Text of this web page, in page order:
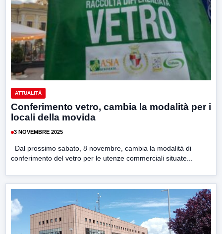
ATTUALITÀ
Conferimento vetro, cambia la modalità per i
locali della movida
3 NOVEMBRE 2025
Dal prossimo sabato, 8 novembre, cambia la modalità di
conferimento del vetro per le utenze commerciali situate...